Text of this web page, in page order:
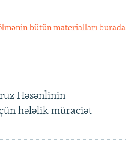
bütün materialları burada
Həsənlinin
hələlik müraciət